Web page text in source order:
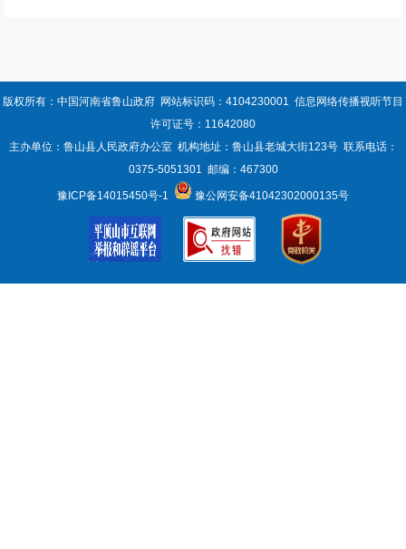
版权所有：中国河南省鲁山政府 网站标识码：4104230001 信息网络传播视听节目
许可证号：11642080
主办单位：鲁山县人民政府办公室 机构地址：鲁山县老城大街123号 联系电话：
0375-5051301 邮编：467300
豫ICP备14015450号-1 豫公网安备41042302000135号